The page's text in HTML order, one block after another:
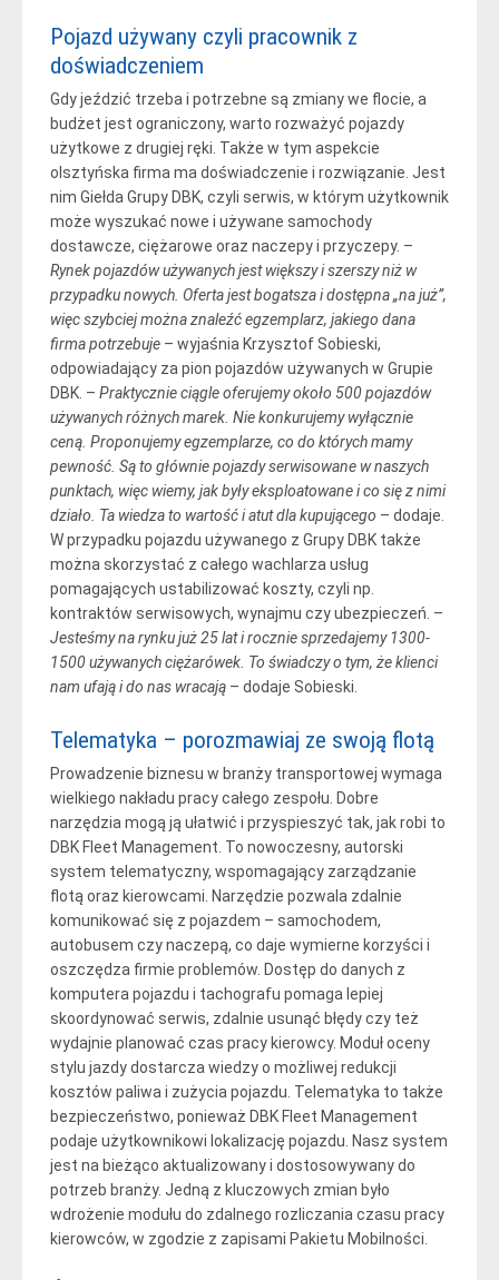
Pojazd używany czyli pracownik z
doświadczeniem
Gdy jeździć trzeba i potrzebne są zmiany we flocie, a
budżet jest ograniczony, warto rozważyć pojazdy
użytkowe z drugiej ręki. Także w tym aspekcie
olsztyńska firma ma doświadczenie i rozwiązanie. Jest
nim Giełda Grupy DBK, czyli serwis, w którym użytkownik
może wyszukać nowe i używane samochody
dostawcze, ciężarowe oraz naczepy i przyczepy. –
Rynek pojazdów używanych jest większy i szerszy niż w
przypadku nowych. Oferta jest bogatsza i dostępna „na już”,
więc szybciej można znaleźć egzemplarz, jakiego dana
firma potrzebuje – wyjaśnia Krzysztof Sobieski,
odpowiadający za pion pojazdów używanych w Grupie
DBK. – Praktycznie ciągle oferujemy około 500 pojazdów
używanych różnych marek. Nie konkurujemy wyłącznie
ceną. Proponujemy egzemplarze, co do których mamy
pewność. Są to głównie pojazdy serwisowane w naszych
punktach, więc wiemy, jak były eksploatowane i co się z nimi
działo. Ta wiedza to wartość i atut dla kupującego – dodaje.
W przypadku pojazdu używanego z Grupy DBK także
można skorzystać z całego wachlarza usług
pomagających ustabilizować koszty, czyli np.
kontraktów serwisowych, wynajmu czy ubezpieczeń. –
Jesteśmy na rynku już 25 lat i rocznie sprzedajemy 1300-
1500 używanych ciężarówek. To świadczy o tym, że klienci
nam ufają i do nas wracają – dodaje Sobieski.
Telematyka – porozmawiaj ze swoją flotą
Prowadzenie biznesu w branży transportowej wymaga
wielkiego nakładu pracy całego zespołu. Dobre
narzędzia mogą ją ułatwić i przyspieszyć tak, jak robi to
DBK Fleet Management. To nowoczesny, autorski
system telematyczny, wspomagający zarządzanie
flotą oraz kierowcami. Narzędzie pozwala zdalnie
komunikować się z pojazdem – samochodem,
autobusem czy naczepą, co daje wymierne korzyści i
oszczędza firmie problemów. Dostęp do danych z
komputera pojazdu i tachografu pomaga lepiej
skoordynować serwis, zdalnie usunąć błędy czy też
wydajnie planować czas pracy kierowcy. Moduł oceny
stylu jazdy dostarcza wiedzy o możliwej redukcji
kosztów paliwa i zużycia pojazdu. Telematyka to także
bezpieczeństwo, ponieważ DBK Fleet Management
podaje użytkownikowi lokalizację pojazdu. Nasz system
jest na bieżąco aktualizowany i dostosowywany do
potrzeb branży. Jedną z kluczowych zmian było
wdrożenie modułu do zdalnego rozliczania czasu pracy
kierowców, w zgodzie z zapisami Pakietu Mobilności.